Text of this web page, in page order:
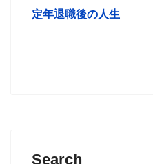
定年退職後の人生
Search